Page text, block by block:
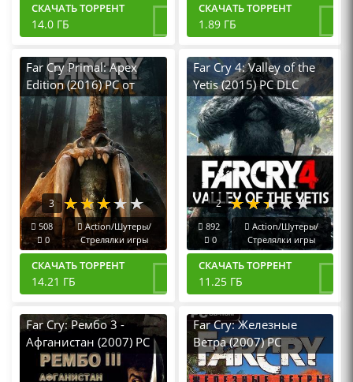
СКАЧАТЬ ТОРРЕНТ
14.0 ГБ
СКАЧАТЬ ТОРРЕНТ
1.89 ГБ
Far Cry Primal: Apex
Edition (2016) PC от
Хаттаб на Русском
3
508
0
Action/Шутеры/
Стрелялки игры
СКАЧАТЬ ТОРРЕНТ
14.21 ГБ
Far Cry 4: Valley of the
Yetis (2015) PC DLC
2
892
0
Action/Шутеры/
Стрелялки игры
СКАЧАТЬ ТОРРЕНТ
11.25 ГБ
Far Cry: Рембо 3 -
Афганистан (2007) PC
Far Cry: Железные
Ветра (2007) PC
Пиратка